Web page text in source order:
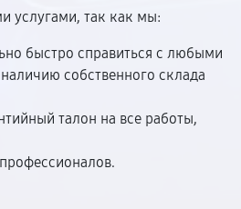
услугами, так как мы:
быстро справиться с любыми
собственного склада
талон на все работы,